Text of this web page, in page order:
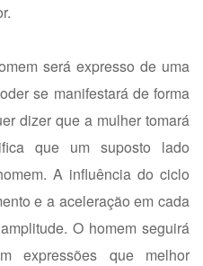
será expresso de uma
se manifestará de forma
dizer que a mulher tomará
que um suposto lado
A influência do ciclo
e a aceleração em cada
O homem seguirá
expressões que melhor